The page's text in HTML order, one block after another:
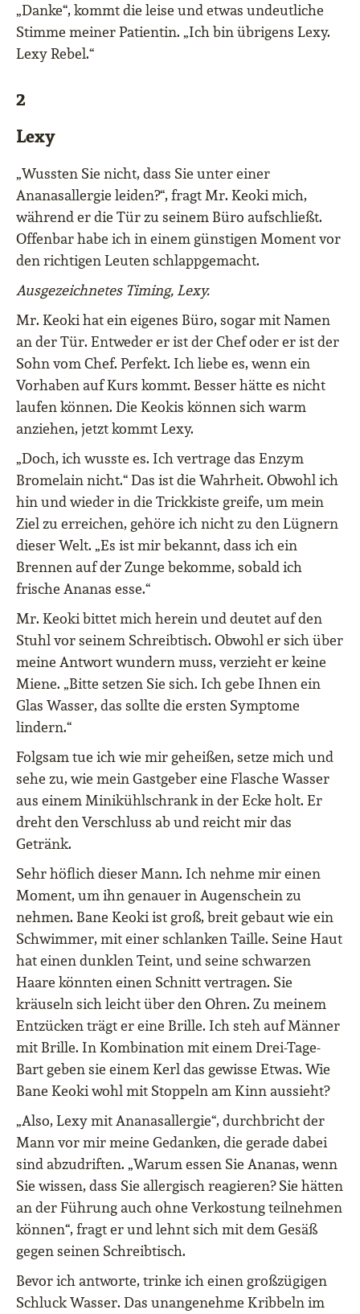
„Danke“, kommt die leise und etwas undeutliche
Stimme meiner Patientin. „Ich bin übrigens Lexy.
Lexy Rebel.“
2
Lexy
„Wussten Sie nicht, dass Sie unter einer
Ananasallergie leiden?“, fragt Mr. Keoki mich,
während er die Tür zu seinem Büro aufschließt.
Offenbar habe ich in einem günstigen Moment vor
den richtigen Leuten schlappgemacht.
Ausgezeichnetes Timing, Lexy.
Mr. Keoki hat ein eigenes Büro, sogar mit Namen
an der Tür. Entweder er ist der Chef oder er ist der
Sohn vom Chef. Perfekt. Ich liebe es, wenn ein
Vorhaben auf Kurs kommt. Besser hätte es nicht
laufen können. Die Keokis können sich warm
anziehen, jetzt kommt Lexy.
„Doch, ich wusste es. Ich vertrage das Enzym
Bromelain nicht.“ Das ist die Wahrheit. Obwohl ich
hin und wieder in die Trickkiste greife, um mein
Ziel zu erreichen, gehöre ich nicht zu den Lügnern
dieser Welt. „Es ist mir bekannt, dass ich ein
Brennen auf der Zunge bekomme, sobald ich
frische Ananas esse.“
Mr. Keoki bittet mich herein und deutet auf den
Stuhl vor seinem Schreibtisch. Obwohl er sich über
meine Antwort wundern muss, verzieht er keine
Miene. „Bitte setzen Sie sich. Ich gebe Ihnen ein
Glas Wasser, das sollte die ersten Symptome
lindern.“
Folgsam tue ich wie mir geheißen, setze mich und
sehe zu, wie mein Gastgeber eine Flasche Wasser
aus einem Minikühlschrank in der Ecke holt. Er
dreht den Verschluss ab und reicht mir das
Getränk.
Sehr höflich dieser Mann. Ich nehme mir einen
Moment, um ihn genauer in Augenschein zu
nehmen. Bane Keoki ist groß, breit gebaut wie ein
Schwimmer, mit einer schlanken Taille. Seine Haut
hat einen dunklen Teint, und seine schwarzen
Haare könnten einen Schnitt vertragen. Sie
kräuseln sich leicht über den Ohren. Zu meinem
Entzücken trägt er eine Brille. Ich steh auf Männer
mit Brille. In Kombination mit einem Drei-Tage-
Bart geben sie einem Kerl das gewisse Etwas. Wie
Bane Keoki wohl mit Stoppeln am Kinn aussieht?
„Also, Lexy mit Ananasallergie“, durchbricht der
Mann vor mir meine Gedanken, die gerade dabei
sind abzudriften. „Warum essen Sie Ananas, wenn
Sie wissen, dass Sie allergisch reagieren? Sie hätten
an der Führung auch ohne Verkostung teilnehmen
können“, fragt er und lehnt sich mit dem Gesäß
gegen seinen Schreibtisch.
Bevor ich antworte, trinke ich einen großzügigen
Schluck Wasser. Das unangenehme Kribbeln im